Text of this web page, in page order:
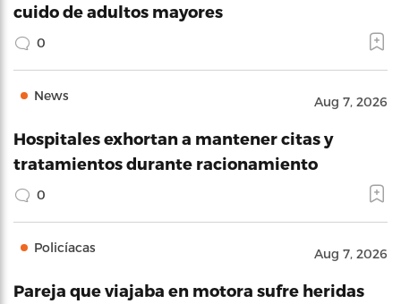
cuido de adultos mayores
0
News Aug 7, 2026
Hospitales exhortan a mantener citas y
tratamientos durante racionamiento
0
Policíacas Aug 7, 2026
Pareja que viajaba en motora sufre heridas